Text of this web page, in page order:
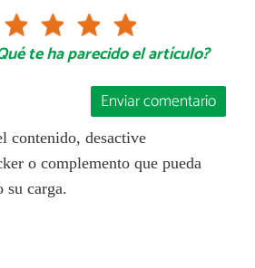
te ha parecido el artículo?
Enviar comentario
contenido, desactive
o complemento que pueda
su carga.